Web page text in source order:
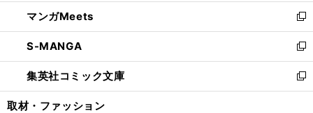
く
で
開
く
ン
ド
ウ
で
開
く
ウ
ィ
ン
ド
ウ
で
開
し
い
ウ
ィ
ン
ド
ウ
マンガMeets
新
し
い
ウ
ィ
ン
S-MANGA
新
し
い
ウ
集英社コミック文庫
新
し
取材・ファッション